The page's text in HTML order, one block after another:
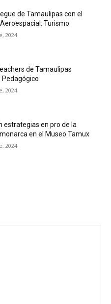
de Tamaulipas con el
Turismo
2024
de Tamaulipas
Pedagógico
2024
estrategias en pro de la
en el Museo Tamux
2024